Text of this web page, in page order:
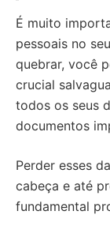
É muito
pessoais no
quebrar, você
crucial
todos os seus
documentos
Perder esses
cabeça e até
fundamental